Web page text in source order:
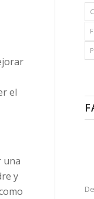
el
una
y